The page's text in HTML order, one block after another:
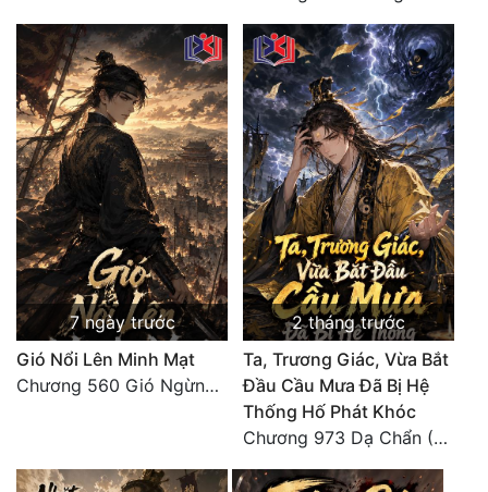
7 ngày trước
Gió Nổi Lên Minh Mạt
Chương 560 Gió Ngừng (Kết Cục)
2 tháng trước
Ta, Trương Giác, Vừa Bắt
Đầu Cầu Mưa Đã Bị Hệ
Thống Hố Phát Khóc
Chương 973 Dạ Chẩn (2/2)